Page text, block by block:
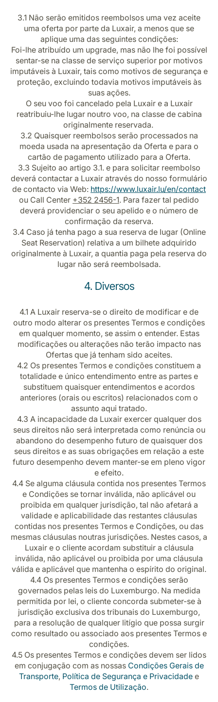
3.1 Não serão emitidos reembolsos uma vez aceite
uma oferta por parte da Luxair, a menos que se
aplique uma das seguintes condições:
Foi-lhe atribuído um upgrade, mas não lhe foi possível
sentar-se na classe de serviço superior por motivos
imputáveis à Luxair, tais como motivos de segurança e
proteção, excluindo todavia motivos imputáveis às
suas ações.
O seu voo foi cancelado pela Luxair e a Luxair
reatribuiu-lhe lugar noutro voo, na classe de cabina
originalmente reservada.
3.2 Quaisquer reembolsos serão processados na
moeda usada na apresentação da Oferta e para o
cartão de pagamento utilizado para a Oferta.
3.3 Sujeito ao artigo 3.1. e para solicitar reembolso
deverá contactar a Luxair através do nosso formulário
de contacto via Web: https://www.luxair.lu/en/contact
ou Call Center +352 2456-1. Para fazer tal pedido
deverá providenciar o seu apelido e o número de
confirmação da reserva.
3.4 Caso já tenha pago a sua reserva de lugar (Online
Seat Reservation) relativa a um bilhete adquirido
originalmente à Luxair, a quantia paga pela reserva do
lugar não será reembolsada.
4. Diversos
4.1 A Luxair reserva-se o direito de modificar e de
outro modo alterar os presentes Termos e condições
em qualquer momento, se assim o entender. Estas
modificações ou alterações não terão impacto nas
Ofertas que já tenham sido aceites.
4.2 Os presentes Termos e condições constituem a
totalidade e único entendimento entre as partes e
substituem quaisquer entendimentos e acordos
anteriores (orais ou escritos) relacionados com o
assunto aqui tratado.
4.3 A incapacidade da Luxair exercer qualquer dos
seus direitos não será interpretada como renúncia ou
abandono do desempenho futuro de quaisquer dos
seus direitos e as suas obrigações em relação a este
futuro desempenho devem manter-se em pleno vigor
e efeito.
4.4 Se alguma cláusula contida nos presentes Termos
e Condições se tornar inválida, não aplicável ou
proibida em qualquer jurisdição, tal não afetará a
validade e aplicabilidade das restantes cláusulas
contidas nos presentes Termos e Condições, ou das
mesmas cláusulas noutras jurisdições. Nestes casos, a
Luxair e o cliente acordam substituir a cláusula
inválida, não aplicável ou proibida por uma cláusula
válida e aplicável que mantenha o espírito do original.
4.4 Os presentes Termos e condições serão
governados pelas leis do Luxemburgo. Na medida
permitida por lei, o cliente concorda submeter-se à
jurisdição exclusiva dos tribunais do Luxemburgo,
para a resolução de qualquer litígio que possa surgir
como resultado ou associado aos presentes Termos e
condições.
4.5 Os presentes Termos e condições devem ser lidos
em conjugação com as nossas Condições Gerais de
Transporte, Política de Segurança e Privacidade e
Termos de Utilização.